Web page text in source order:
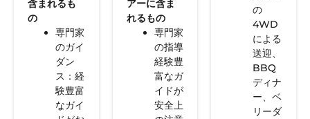
含まれるも
の
専門家
のガイ
ダン
ス：経
験豊富
なガイ
アーに含ま
れるもの
専門家
の指導
経験豊
富なガ
イドが
安全上
の
4WD
による
送迎、
BBQ
ディナ
ー、ベ
リーダ